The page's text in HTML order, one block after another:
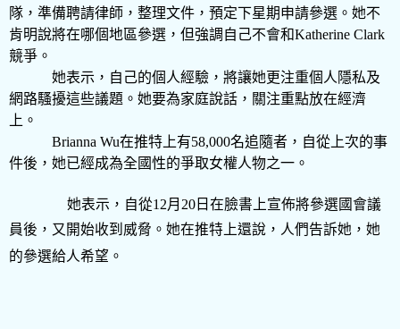
隊，準備聘請律師，整理文件，預定下星期申請參選。她不
肯明說將在哪個地區參選，但強調自己不會和Katherine Clark
競爭。
她表示，自己的個人經驗，將讓她更注重個人隱私及
網路騷擾這些議題。她要為家庭說話，關注重點放在經濟
上。
Brianna Wu在推特上有58,000名追隨者，自從上次的事
件後，她已經成為全國性的爭取女權人物之一。
她表示，自從12月 20 日在臉書上宣佈將參選國會議
員後，又開始收到威脅。她在推特上還說，人們告訴她，她
的參選給人希望。